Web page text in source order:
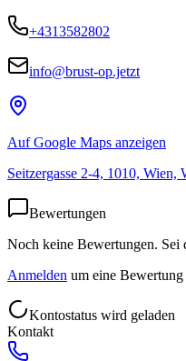
+4313582802
info@brust-op.jetzt
Auf Google Maps anzeigen
Seitzergasse 2-4, 1010, Wien,
Bewertungen
Noch keine Bewertungen. Sei
Anmelden um eine Bewertung
Kontostatus wird geladen
Kontakt